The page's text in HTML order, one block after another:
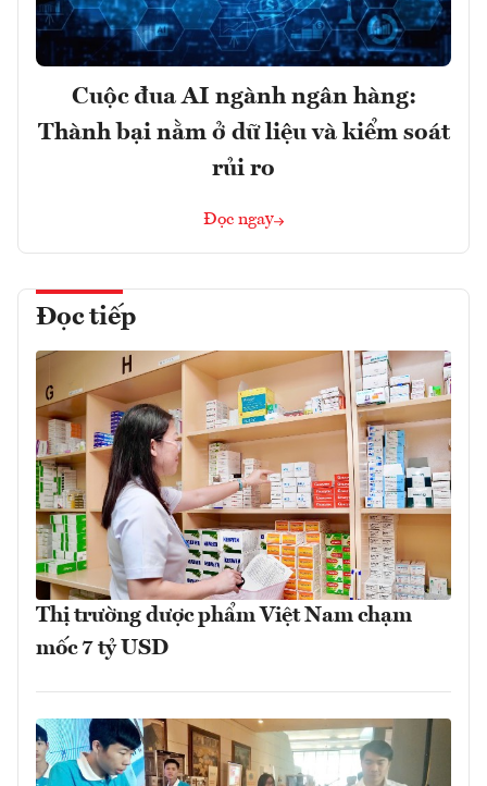
Cuộc đua AI ngành ngân hàng:
Thành bại nằm ở dữ liệu và kiểm soát
rủi ro
Đọc ngay
Đọc tiếp
Thị trường dược phẩm Việt Nam chạm
mốc 7 tỷ USD